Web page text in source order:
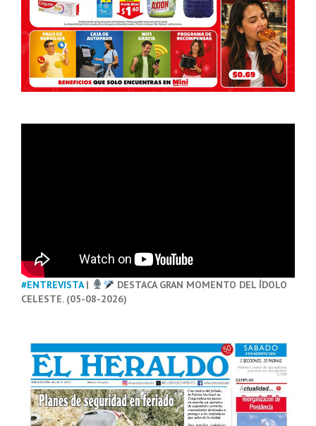
#ENTREVISTA|
DESTACA GRAN MOMENTO DEL ÍDOLO
CELESTE. (05-08-2026)